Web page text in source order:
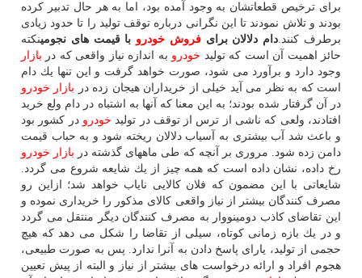
برای ترخیص قطعاتشان به وجود آمده بود، اما به هر حال تدبیر كرده
بودند و تلاش نمودند تا این نگرانی درباره توقف تولید را تا حدود زیادی
برطرف كنند.دام دلالان برایفروش خودرو با قیمت های نجومینكته
حائز اهمیت آن است كه تولید خودرو به اندازه نیاز واقعی كه در بازار
وجود دارد و برآورد می شود، صورت خواهد گرفت و این تنها یك دام
است كه به نظر می آید خیلی از خریداران هیجان زده در بازار خودرو
در آن گرفتار شده بودند؛ به این معنا كه آنها به اشتباه در دام ولع خرید
افتادند، ولعی كه ناشی از ترس از توقف در تولید خودرو در كشور بود
و باعث شد آب بیشتری به آسیاب دلالان ریخته شود و به حباب قیمت
دامن زده شود. مروری بر آنچه كه طی ماههای گذشته در بازار خودرو
رخ داده، نشان داده است كه همه چیز از یك شایعه شروع می گردد.
شایعاتی با این مضمون كه فلان كالایی نایاب خواهد شد؛ ازاین رو
مصرف كنندگان بیشتر از نیاز واقعی كالای مذكور را خریداری نموده و
این تقاضای كاذب دومینووار به مصرف كنندگان دیگر منتقل می گردد
و در یك بازه زمانی كوتاه، سیلی از تقاضا را شكل می دهد كه هیچ
حجمی از تولید، یارای پاسخ دادن به آنرا ندارد. پس به صورت طبیعی،
هجوم افراد و ارائه درخواست های بیشتر از نیاز و البته از پیش تعیین